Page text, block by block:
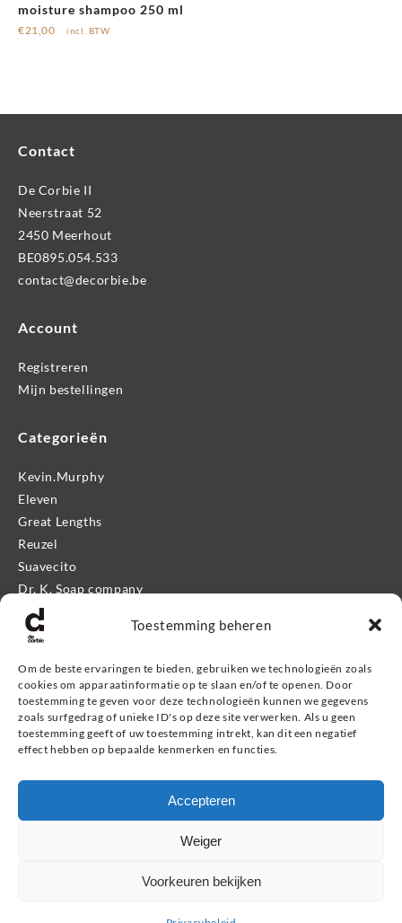
Toestemming beheren
Om de beste ervaringen te bieden, gebruiken we technologieën zoals
cookies om apparaatinformatie op te slaan en/of te openen. Door
toestemming te geven voor deze technologieën kunnen we gegevens
zoals surfgedrag of unieke ID's op deze site verwerken. Als u geen
toestemming geeft of uw toestemming intrekt, kan dit een negatief
effect hebben op bepaalde kenmerken en functies.
Accepteren
Weiger
Voorkeuren bekijken
moisture shampoo 250 ml
€21,00 incl. BTW
Contact
De Corbie II
Neerstraat 52
2450 Meerhout
BE0895.054.533
contact@decorbie.be
Account
Registreren
Mijn bestellingen
Categorieën
Kevin.Murphy
Eleven
Great Lengths
Reuzel
Suavecito
Dr. K. Soap company
Mr. Bear Family
Apothecary 87
Kevin.Murphy Men
Eleven Man
Giftshop
Retourneren, ruilen & garantie